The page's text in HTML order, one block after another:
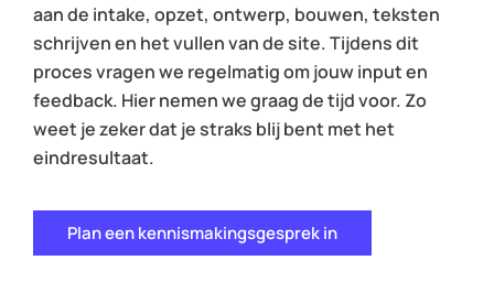
aan de intake, opzet, ontwerp, bouwen, teksten
schrijven en het vullen van de site. Tijdens dit
proces vragen we regelmatig om jouw input en
feedback. Hier nemen we graag de tijd voor. Zo
weet je zeker dat je straks blij bent met het
eindresultaat.
Plan een kennismakingsgesprek in